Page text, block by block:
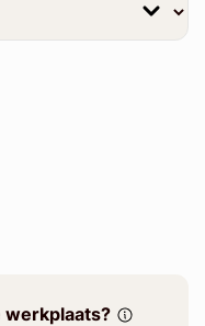
werkplaats?